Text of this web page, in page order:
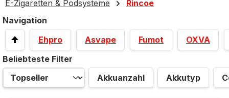
E-Zigaretten & Podsysteme
Rincoe
Navigation
Ehpro
Asvape Fumot
OXVA
Beliebteste Filter
Akkuanzahl
Akkutyp